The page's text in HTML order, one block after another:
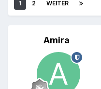
1 2 WEITER
Amira